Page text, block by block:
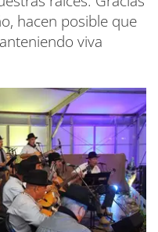
hacen posible que
viva